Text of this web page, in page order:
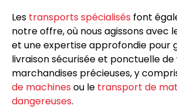
Les transports spécialisés font
notre offre, où nous agissons avec
et une expertise approfondie pour
livraison sécurisée et ponctuelle de
marchandises précieuses, y
de machines ou le transport de
dangereuses.